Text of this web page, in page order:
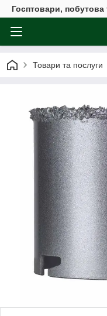
Госптовари, побутова
Товари та послуги